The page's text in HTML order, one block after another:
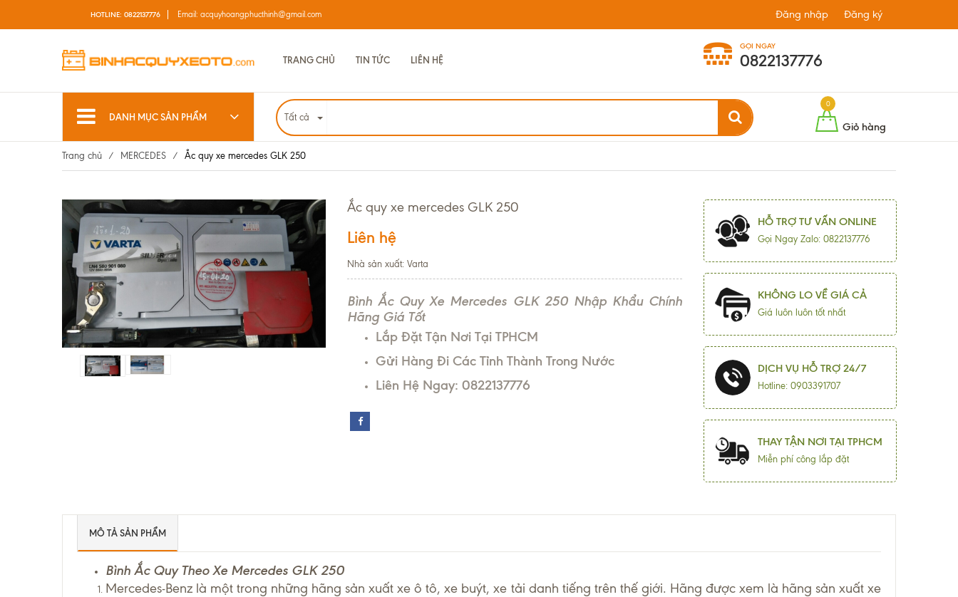
HOTLINE: 0822137776 Email: acquyhoangphucthinh@gmail.com Đăng nhập Đăng ký
TRANG CHỦ TIN TỨC LIÊN HỆ
GỌI NGAY
0822137776
DANH MỤC SẢN PHẨM Tất cả
0
Giỏ hàng
Trang chủ / MERCEDES / Ắc quy xe mercedes GLK 250
Ắc quy xe mercedes GLK 250
Liên hệ
Nhà sản xuất: Varta
Bình Ắc Quy Xe Mercedes GLK 250 Nhập Khẩu Chính
Hãng Giá Tốt
Lắp Đặt Tận Nơi Tại TPHCM
Gửi Hàng Đi Các Tỉnh Thành Trong Nước
Liên Hệ Ngay: 0822137776
HỖ TRỢ TƯ VẤN ONLINE
Gọi Ngay Zalo: 0822137776
KHÔNG LO VỀ GIÁ CẢ
Giá luôn luôn tốt nhất
DỊCH VỤ HỖ TRỢ 24/7
Hotline: 0903391707
THAY TẬN NƠI TẠI TPHCM
Miễn phí công lắp đặt
MÔ TẢ SẢN PHẨM
Bình Ắc Quy Theo Xe Mercedes GLK 250
Mercedes-Benz là một trong những hãng sản xuất xe ô tô, xe buýt, xe tải danh tiếng trên thế giới. Hãng được xem là hãng sản xuất xe